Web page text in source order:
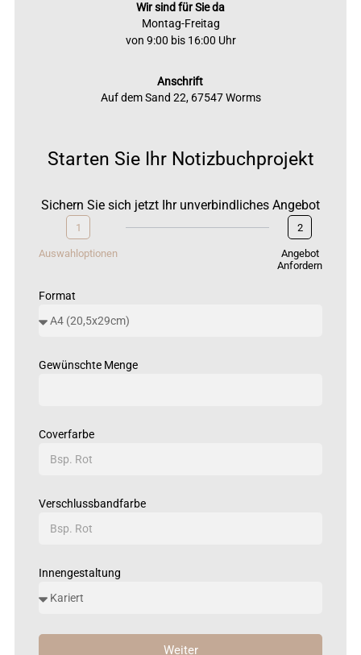
Starten Sie Ihr Notizbuchprojekt
Sichern Sie sich jetzt Ihr unverbindliches Angebot
1
Auswahloptionen
2
Angebot
Anfordern
Format
Gewünschte Menge
Coverfarbe
Verschlussbandfarbe
Innengestaltung
Weiter
Wir sind für Sie da
Montag-Freitag
von 9:00 bis 16:00 Uhr
Anschrift
Auf dem Sand 22, 67547 Worms